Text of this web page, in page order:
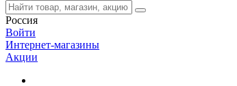
Россия
Войти
Интернет-магазины
Акции